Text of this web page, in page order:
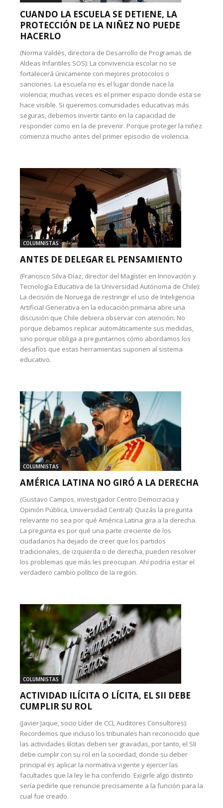
CUANDO LA ESCUELA SE DETIENE, LA
PROTECCIÓN DE LA NIÑEZ NO PUEDE
HACERLO
(Norma Valdés, directora de Desarrollo de Programas de
Aldeas Infantiles SOS): La convivencia escolar no se
fortalecerá únicamente con mejores protocolos o
sanciones. La escuela no es el lugar donde nace la
violencia; muchas veces es el primer espacio donde esta se
hace visible. Si queremos comunidades educativas más
seguras, debemos invertir tanto en la capacidad de
responder como en la de prevenir. Porque proteger la niñez
comienza mucho antes del primer episodio de violencia.
COLUMNISTAS
ANTES DE DELEGAR EL PENSAMIENTO
(Francisco Silva-Díaz, director del Magíster en Innovación y
Tecnología Educativa de la Universidad Autónoma de Chile):
La decisión de Noruega de restringir el uso de Inteligencia
Artificial Generativa en la educación primaria abre una
discusión que Chile debiera observar con atención. No
porque debamos replicar automáticamente sus medidas,
sino porque obliga a preguntarnos cómo abordamos los
desafíos que estas herramientas suponen al sistema
educativo.
COLUMNISTAS
AMÉRICA LATINA NO GIRÓ A LA DERECHA
(Gustavo Campos, investigador Centro Democracia y
Opinión Pública, Universidad Central): Quizás la pregunta
relevante no sea por qué América Latina gira a la derecha.
La pregunta es por qué una parte creciente de los
ciudadanos ha dejado de creer que los partidos
tradicionales, de izquierda o de derecha, pueden resolver
los problemas que más les preocupan. Ahí podría estar el
verdadero cambio político de la región.
COLUMNISTAS
ACTIVIDAD ILÍCITA O LÍCITA, EL SII DEBE
CUMPLIR SU ROL
(Javier Jaque, socio Líder de CCL Auditores Consultores):
Recordemos que incluso los tribunales han reconocido que
las actividades ilícitas deben ser gravadas, por tanto, el SII
debe cumplir con su rol en la sociedad, donde su deber
principal es aplicar la normativa vigente y ejercer las
facultades que la ley le ha conferido. Exigirle algo distinto
sería pedirle que renuncie precisamente a la función para la
cual fue creado.